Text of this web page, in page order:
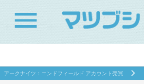
menu
アークナイツ：エンドフィールド アカウント売買